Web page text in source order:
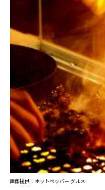
画像提供：ホットペッパー グルメ